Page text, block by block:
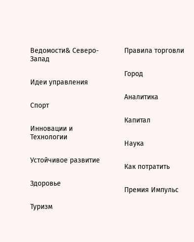
Ведомости& Северо-
Запад
Идеи управления
Спорт
Инновации и
Технологии
Устойчивое развитие
Здоровье
Туризм
Правила торговли
Город
Аналитика
Капитал
Наука
Как потратить
Премия Импульс